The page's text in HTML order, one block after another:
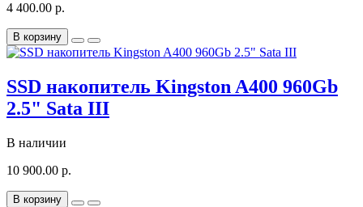
4 400.00 р.
В корзину
SSD накопитель Kingston A400 960Gb
2.5" Sata III
В наличии
10 900.00 р.
В корзину